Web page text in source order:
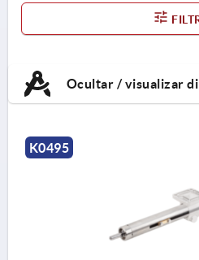
Ocultar / visualizar
K0495